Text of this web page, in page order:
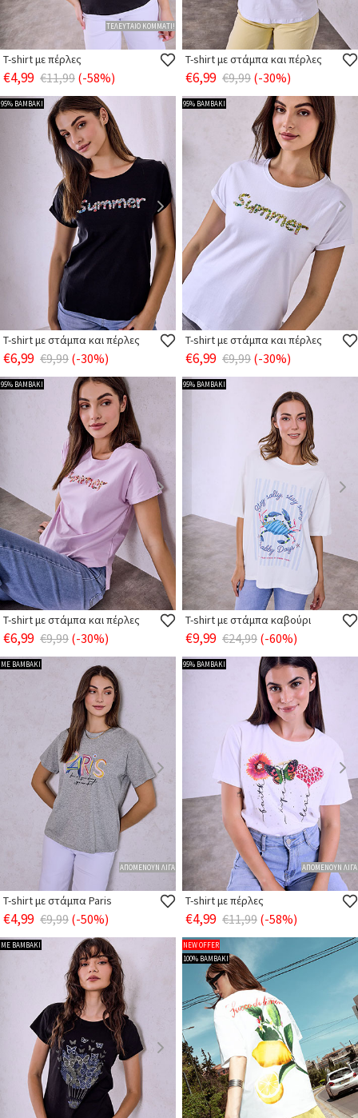
ΤΕΛΕΥΤΑΙΟ ΚΟΜΜΑΤΙ!
T-shirt με πέρλες
€4,99 €11,99 (-58%)
T-shirt με στάμπα και πέρλες
€6,99 €9,99 (-30%)
95% ΒΑΜΒΑΚΙ
T-shirt με στάμπα και πέρλες
€6,99 €9,99 (-30%)
95% ΒΑΜΒΑΚΙ
T-shirt με στάμπα και πέρλες
€6,99 €9,99 (-30%)
95% ΒΑΜΒΑΚΙ
T-shirt με στάμπα και πέρλες
€6,99 €9,99 (-30%)
95% ΒΑΜΒΑΚΙ
T-shirt με στάμπα καβούρι
€9,99 €24,99 (-60%)
ΜΕ ΒΑΜΒΑΚΙ
ΑΠΟΜΕΝΟΥΝ ΛΙΓΑ
T-shirt με στάμπα Paris
€4,99 €9,99 (-50%)
95% ΒΑΜΒΑΚΙ
ΑΠΟΜΕΝΟΥΝ ΛΙΓΑ
T-shirt με πέρλες
€4,99 €11,99 (-58%)
ΜΕ ΒΑΜΒΑΚΙ
NEW OFFER
100% ΒΑΜΒΑΚΙ